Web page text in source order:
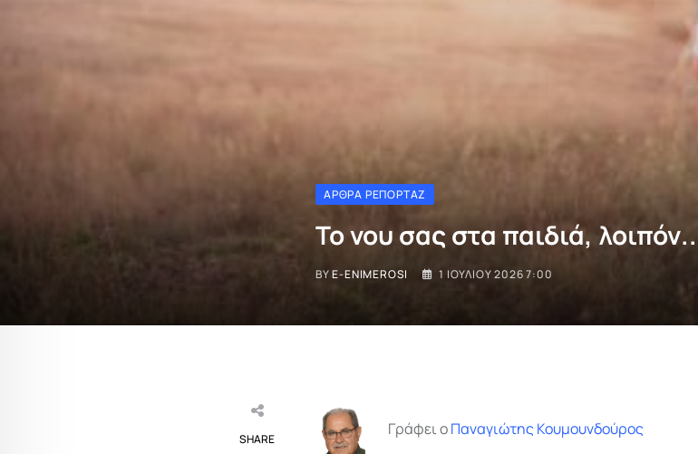
ΆΡΘΡΑ ΡΕΠΟΡΤΆΖ
Το νου σας στα παιδιά, λοιπόν..
BYE-ENIMEROSI 1 ΙΟΥΛΊΟΥ 2026 7:00
SHARE
Γράφει οΠαναγιώτης Κουμουνδούρος